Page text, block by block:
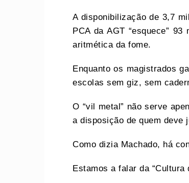
A disponibilização de 3,7
PCA da AGT “esquece”
aritmética da fome.
Enquanto os magistrados
escolas sem giz, sem
O “vil metal” não serve
a disposição de quem deve
Como dizia Machado, há
Estamos a falar da